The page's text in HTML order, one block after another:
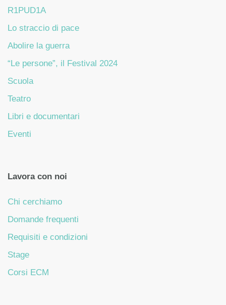
R1PUD1A
Lo straccio di pace
Abolire la guerra
“Le persone”, il Festival 2024
Scuola
Teatro
Libri e documentari
Eventi
Lavora con noi
Chi cerchiamo
Domande frequenti
Requisiti e condizioni
Stage
Corsi ECM